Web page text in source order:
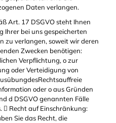
Daten verlangen.
Art. 17 DSGVO steht Ihnen
Ihrer bei uns gespeicherten
zu verlangen, soweit wir deren
Zwecken benötigen:
Verpflichtung, o zur
oder Verteidigung von
oder o aus Gründen
d DSGVO genannten Fälle
 Recht auf Einschränkung:
Sie das Recht, die